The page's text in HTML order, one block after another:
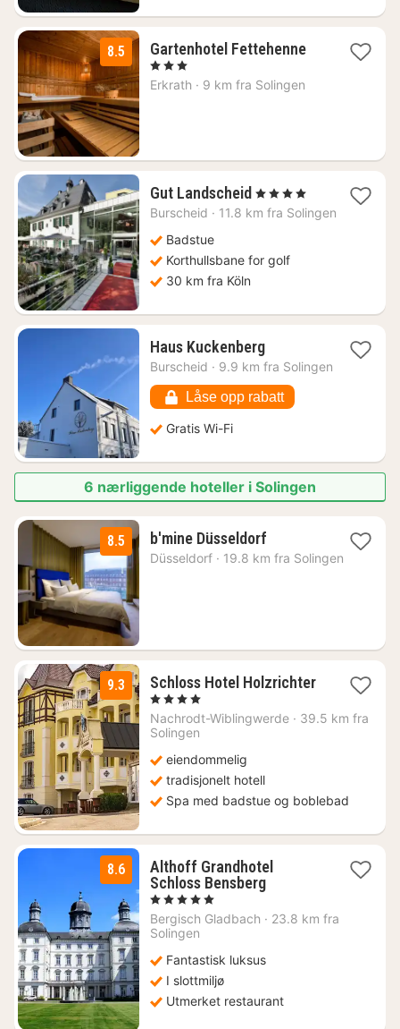
8.5 Gartenhotel Fettehenne1
, 3 Stjerner
Erkrath · 9 km fra Solingen
Gut Landscheid 1
natt
kr.
, 4 Stjerner
Burscheid · 11.8 km fra Solingen
Badstue
Korthullsbane for golf
30 km fra Köln
Haus Kuckenberg1
natt
1295
kr.
Burscheid · 9.9 km fra Solingen
Låse opp rabatt
Gratis Wi-Fi
6 nærliggende hoteller i Solingen
8.5 b'mine Düsseldorf2
netter
Düsseldorf · 19.8 km fra Solingen
9.3
Schloss Hotel Holzrichter
1
natt
fra
2403
kr.
, 4 Stjerner
Nachrodt-Wiblingwerde · 39.5 km fra
Solingen
eiendommelig
tradisjonelt hotell
Spa med badstue og boblebad
8.6
Althoff Grandhotel
Schloss Bensberg1
fra
, 5 Stjerner
Bergisch Gladbach · 23.8 km fra
Solingen
Fantastisk luksus
I slottmiljø
Utmerket restaurant